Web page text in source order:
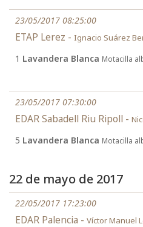
23/05/2017 08:25:00
ETAP Lerez - Ignacio Suárez
1 Lavandera Blanca Motacilla
23/05/2017 07:30:00
EDAR Sabadell Riu Ripoll -
5 Lavandera Blanca Motacilla
22 de mayo de 2017
22/05/2017 17:23:00
EDAR Palencia - Víctor Manuel